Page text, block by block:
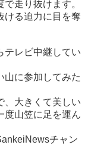
走り抜けます。
ける迫力に目を奪
テレビ中継してい
山に参加してみた
、大きくて美しい
度山笠に足を運ん
チャン